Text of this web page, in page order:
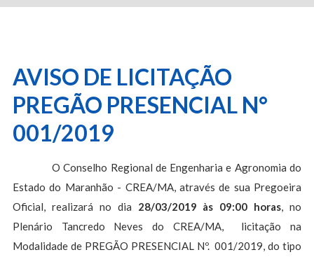
AVISO DE LICITAÇÃO
PREGÃO PRESENCIAL N°
001/2019
O Conselho Regional de Engenharia e Agronomia do
Estado do Maranhão - CREA/MA, através de sua Pregoeira
Oficial, realizará no dia 28/03/2019 às 09:00 horas, no
Plenário Tancredo Neves do CREA/MA, licitação na
Modalidade de PREGÃO PRESENCIAL Nº. 001/2019, do tipo